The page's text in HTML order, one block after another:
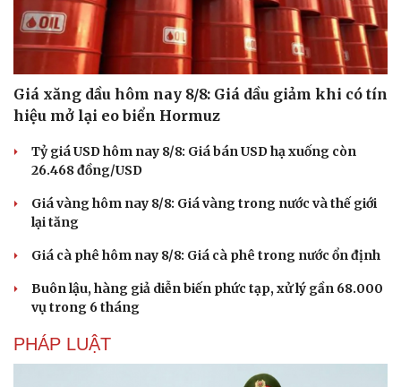
Giá xăng dầu hôm nay 8/8: Giá dầu giảm khi có tín
hiệu mở lại eo biển Hormuz
Tỷ giá USD hôm nay 8/8: Giá bán USD hạ xuống còn
26.468 đồng/USD
Giá vàng hôm nay 8/8: Giá vàng trong nước và thế giới
lại tăng
Giá cà phê hôm nay 8/8: Giá cà phê trong nước ổn định
Buôn lậu, hàng giả diễn biến phức tạp, xử lý gần 68.000
vụ trong 6 tháng
PHÁP LUẬT